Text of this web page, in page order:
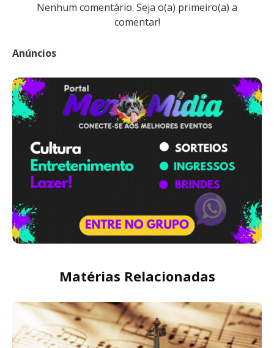
Nenhum comentário. Seja o(a) primeiro(a) a
comentar!
Anúncios
Matérias Relacionadas